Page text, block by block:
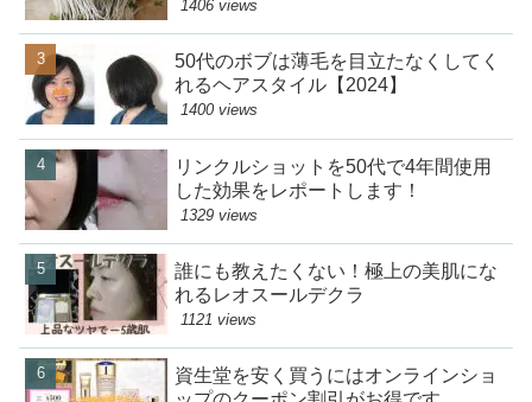
1406 views
50代のボブは薄毛を目立たなくしてく
れるヘアスタイル【2024】
1400 views
リンクルショットを50代で4年間使用
した効果をレポートします！
1329 views
誰にも教えたくない！極上の美肌にな
れるレオスールデクラ
1121 views
資生堂を安く買うにはオンラインショ